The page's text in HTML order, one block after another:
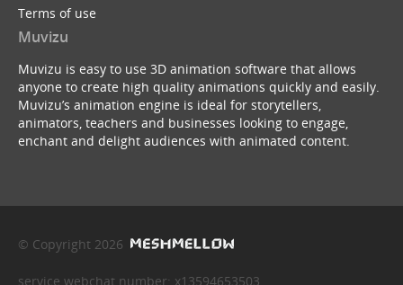
Terms of use
Muvizu
Muvizu is easy to use 3D animation software that allows
anyone to create high quality animations quickly and easily.
Muvizu’s animation engine is ideal for storytellers,
animators, teachers and businesses looking to engage,
enchant and delight audiences with animated content.
© Copyright 2026
service webchat number: x13594653503